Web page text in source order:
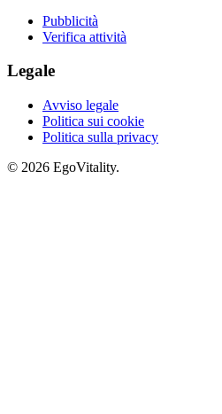
Pubblicità
Verifica attività
Legale
Avviso legale
Politica sui cookie
Politica sulla privacy
© 2026 EgoVitality.